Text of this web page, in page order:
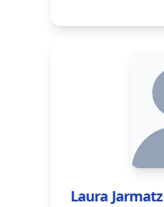
Laura Jarmatz